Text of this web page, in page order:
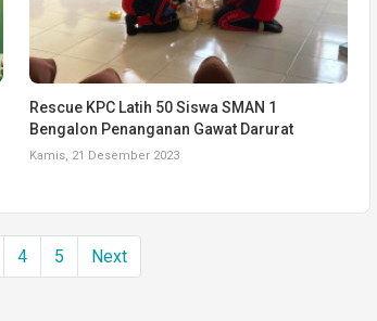
Rescue KPC Latih 50 Siswa SMAN 1
Bengalon Penanganan Gawat Darurat
Kamis, 21 Desember 2023
4 5 Next